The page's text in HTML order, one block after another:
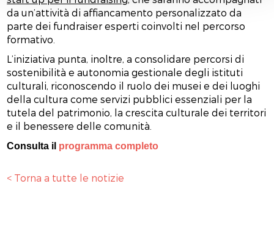
da un’attività di affiancamento personalizzato da
parte dei fundraiser esperti coinvolti nel percorso
formativo.
L’iniziativa punta, inoltre, a consolidare percorsi di
sostenibilità e autonomia gestionale degli istituti
culturali, riconoscendo il ruolo dei musei e dei luoghi
della cultura come servizi pubblici essenziali per la
tutela del patrimonio, la crescita culturale dei territori
e il benessere delle comunità.
Consulta il programma completo
< Torna a tutte le notizie